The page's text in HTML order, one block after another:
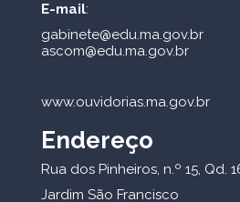
E-mail:
gabinete@edu.ma.gov.br
ascom@edu.ma.gov.br
www.ouvidorias.ma.gov.br
Endereço
Rua dos Pinheiros, n.º 15, Qd.
Jardim São Francisco